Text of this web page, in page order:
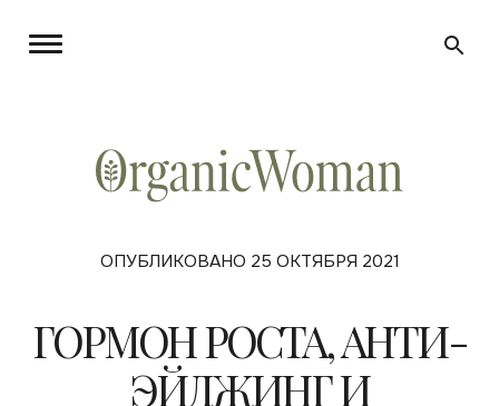
ОПУБЛИКОВАНО 25 ОКТЯБРЯ 2021
ГОРМОН РОСТА, АНТИ-
ЭЙДЖИНГ И